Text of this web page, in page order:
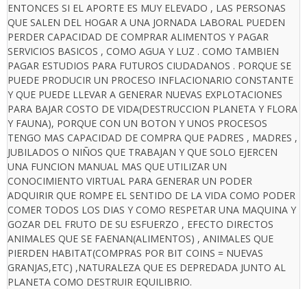
ENTONCES SI EL APORTE ES MUY ELEVADO , LAS PERSONAS
QUE SALEN DEL HOGAR A UNA JORNADA LABORAL PUEDEN
PERDER CAPACIDAD DE COMPRAR ALIMENTOS Y PAGAR
SERVICIOS BASICOS , COMO AGUA Y LUZ . COMO TAMBIEN
PAGAR ESTUDIOS PARA FUTUROS CIUDADANOS . PORQUE SE
PUEDE PRODUCIR UN PROCESO INFLACIONARIO CONSTANTE
Y QUE PUEDE LLEVAR A GENERAR NUEVAS EXPLOTACIONES
PARA BAJAR COSTO DE VIDA(DESTRUCCION PLANETA Y FLORA
Y FAUNA), PORQUE CON UN BOTON Y UNOS PROCESOS
TENGO MAS CAPACIDAD DE COMPRA QUE PADRES , MADRES ,
JUBILADOS O NIÑOS QUE TRABAJAN Y QUE SOLO EJERCEN
UNA FUNCION MANUAL MAS QUE UTILIZAR UN
CONOCIMIENTO VIRTUAL PARA GENERAR UN PODER
ADQUIRIR QUE ROMPE EL SENTIDO DE LA VIDA COMO PODER
COMER TODOS LOS DIAS Y COMO RESPETAR UNA MAQUINA Y
GOZAR DEL FRUTO DE SU ESFUERZO , EFECTO DIRECTOS
ANIMALES QUE SE FAENAN(ALIMENTOS) , ANIMALES QUE
PIERDEN HABITAT(COMPRAS POR BIT COINS = NUEVAS
GRANJAS,ETC) ,NATURALEZA QUE ES DEPREDADA JUNTO AL
PLANETA COMO DESTRUIR EQUILIBRIO.